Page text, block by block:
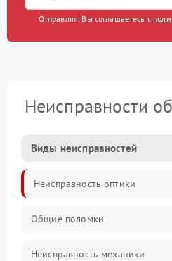
Отправляя, Вы соглашаетесь с
Неисправности
Виды неисправностей
Неисправность оптики
Общие поломки
Неисправность механики